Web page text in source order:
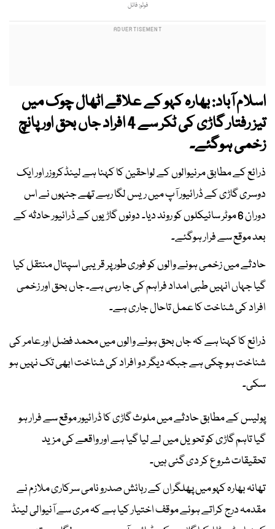
فوٹو: فائل
اسلام آباد: بھارہ کہو کے علاقے اٹھال چوک میں
تیز رفتار گاڑی کی ٹکر سے 4 افراد جاں بحق اور پانچ
زخمی ہوگئے۔
ذرائع کے مطابق مرنیوالوں کے لواحقین کا کہنا ہے لینڈکروزر اور ایک
دوسری گاڑی کے ڈرائیور آپ میں ریس لگا رہے تھے جنہوں نے اس
دوران 6 موٹر سائیکلوں کو روند دیا۔ دونوں گاڑیوں کے ڈرائیور حادثہ کے
بعد موقع سے فرار ہوگئے۔
حادثے میں زخمی ہونے والوں کو فوری طور پر قریبی اسپتال منتقل کیا
گیا جہاں انہیں طبی امداد فراہم کی جا رہی ہے۔ جاں بحق اور زخمی
افراد کی شناخت کا عمل تاحال جاری ہے۔
ذرائع کا کہنا ہے کہ جاں بحق ہونے والوں میں محمد فضل اور عامر کی
شناخت ہو چکی ہے جبکہ دیگر دو افراد کی شناخت ابھی تک نہیں ہو
سکی۔
پولیس کے مطابق حادثے میں ملوث گاڑی کا ڈرائیور موقع سے فرار ہو
گیا تاہم گاڑی کو تحویل میں لے لیا گیا ہے اور واقعے کی مزید
تحقیقات شروع کر دی گئی ہیں۔
تھانہ بھارہ کہو میں پھلگراں کے رہائش صدرو نامی سرکاری ملازم نے
مقدمہ درج کراتے ہوئے موقف اختیار کیا ہے کہ مری سے آنیوالی لینڈ